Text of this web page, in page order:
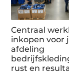
Centraal
inkopen voor
afdeling
rust en